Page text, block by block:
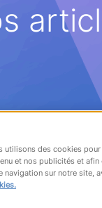
RETOUR À LA
utilisons des cookies
et nos publicités et afin
navigation sur notre site,